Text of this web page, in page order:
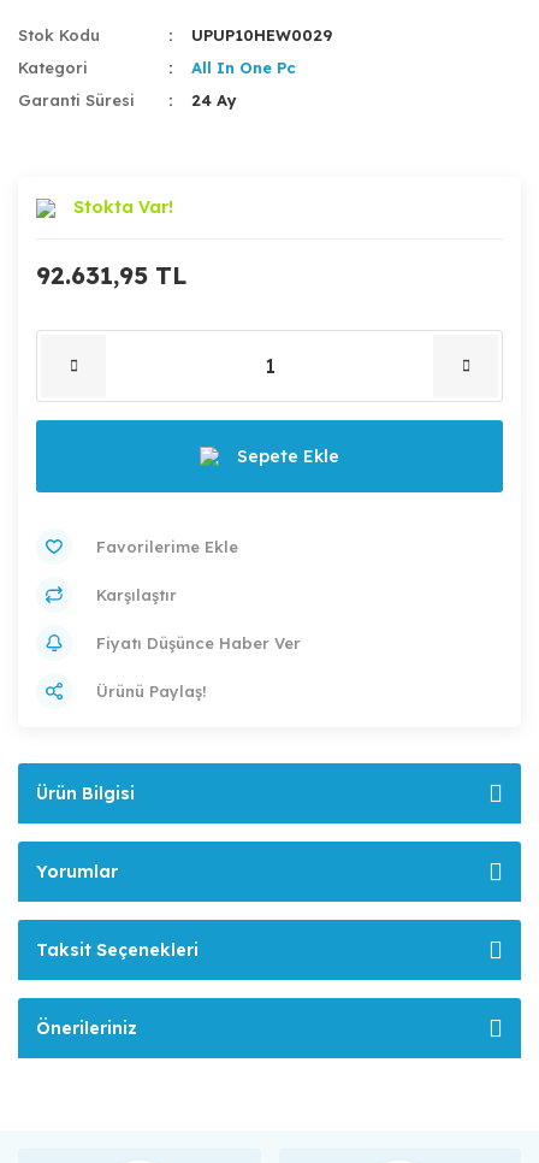
Stok Kodu
UPUP10HEW0029
Kategori
All In One Pc
Garanti Süresi
24 Ay
Stokta Var!
92.631,95 TL
Sepete Ekle
Karşılaştır
Fiyatı Düşünce Haber Ver
Ürünü Paylaş!
Ürün Bilgisi
Yorumlar
Taksit Seçenekleri
Önerileriniz